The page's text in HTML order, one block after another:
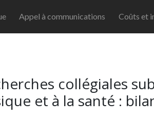
Appel à communications Coûts et
collégiales
et à la santé :